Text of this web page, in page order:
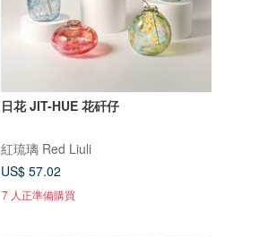
日花 JIT-HUE 花矸仔
紅琉璃 Red Liuli
US$ 57.02
7 人正準備購買